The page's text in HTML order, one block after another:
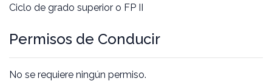
Ciclo de grado superior o FP II
Permisos de Conducir
No se requiere ningún permiso.